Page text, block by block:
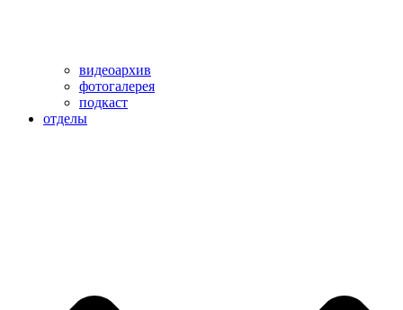
видеоархив
фотогалерея
подкаст
отделы